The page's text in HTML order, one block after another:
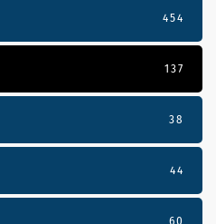
454
137
38
44
60